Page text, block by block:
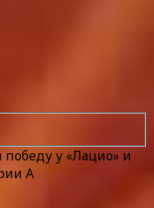
у «Лацио» и
А